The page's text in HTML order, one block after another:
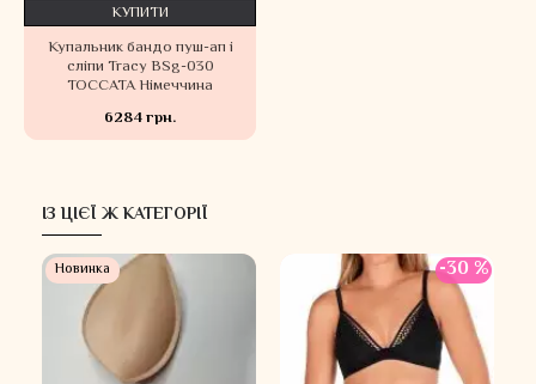
Купальник бандо пуш-ап і
сліпи Tracy BSg-030
TOCCATA Німеччина
6284 грн.
КУПИТИ
ІЗ ЦІЄЇ Ж КАТЕГОРІЇ
Новинка -30 %